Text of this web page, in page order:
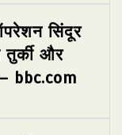
सिंदूर
तुर्की और
bbc.com